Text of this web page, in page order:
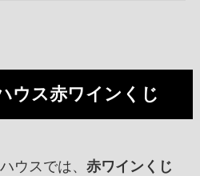
ウス赤ワインくじ
ウスでは、 赤ワインくじ